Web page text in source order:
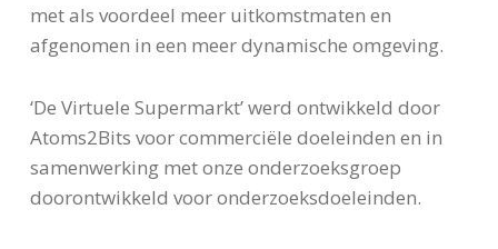
met als voordeel meer uitkomstmaten en
afgenomen in een meer dynamische omgeving.
‘De Virtuele Supermarkt’ werd ontwikkeld door
Atoms2Bits voor commerciële doeleinden en in
samenwerking met onze onderzoeksgroep
doorontwikkeld voor onderzoeksdoeleinden.